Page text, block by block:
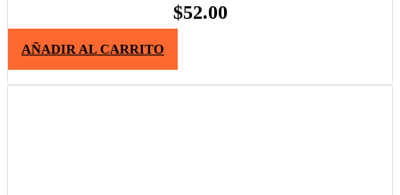
$52.00
AÑADIR AL CARRITO